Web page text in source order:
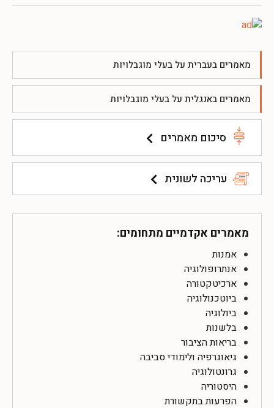
מאמרים בעברית על בעלי מוגבלויות
מאמרים באנגלית על בעלי מוגבלויות
סיכום מאמרים
עריכה לשונית
מאמרים אקדמיים מתחומים:
אמנות
אנתרופולוגיה
ארכיטקטורה
ביוטכנולוגיה
ביולוגיה
בלשנות
בריאות הציבור
גיאוגרפיה ולימודי סביבה
גרונטולוגיה
היסטוריה
הפרעות בתקשורת